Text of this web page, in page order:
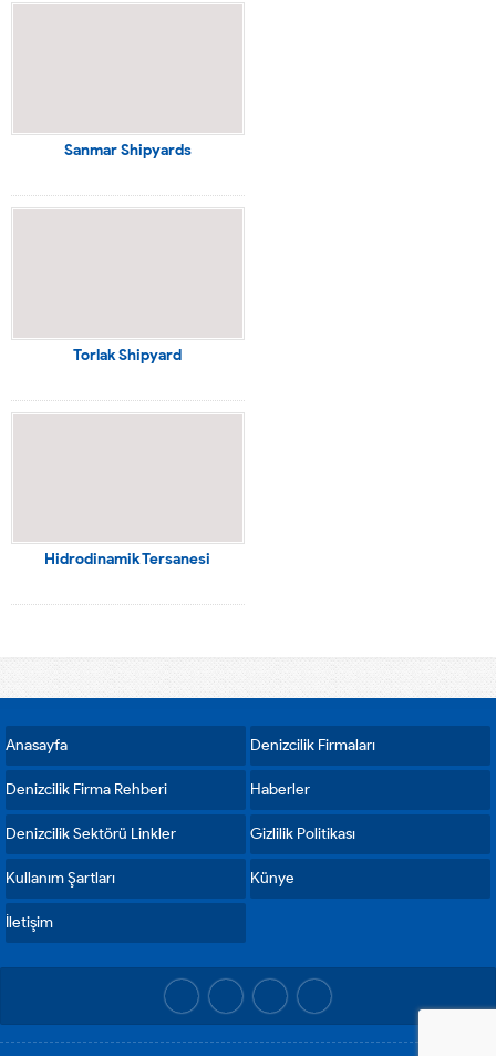
Sanmar Shipyards
Torlak Shipyard
Hidrodinamik Tersanesi
Anasayfa Denizcilik Firmaları
Denizcilik Firma Rehberi Haberler
Denizcilik Sektörü Linkler Gizlilik Politikası
Kullanım Şartları Künye
İletişim